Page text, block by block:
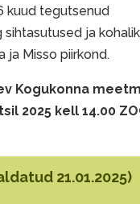
kuud tegutsenud
ja
ja Misso piirkond.
Kogukonna
2025 kell 14.00
21.01.2025)